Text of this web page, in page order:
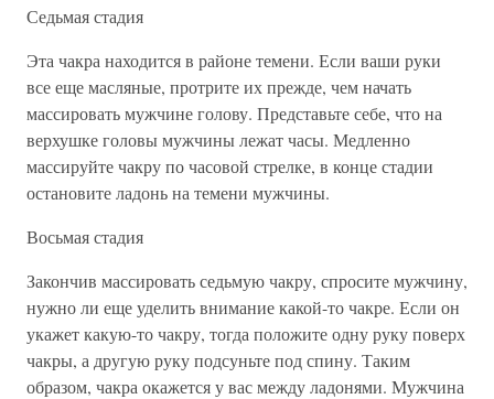
Седьмая стадия
Эта чакра находится в районе темени. Если ваши руки
все еще масляные, протрите их прежде, чем начать
массировать мужчине голову. Представьте себе, что на
верхушке головы мужчины лежат часы. Медленно
массируйте чакру по часовой стрелке, в конце стадии
остановите ладонь на темени мужчины.
Восьмая стадия
Закончив массировать седьмую чакру, спросите мужчину,
нужно ли еще уделить внимание какой-то чакре. Если он
укажет какую-то чакру, тогда положите одну руку поверх
чакры, а другую руку подсуньте под спину. Таким
образом, чакра окажется у вас между ладонями. Мужчина